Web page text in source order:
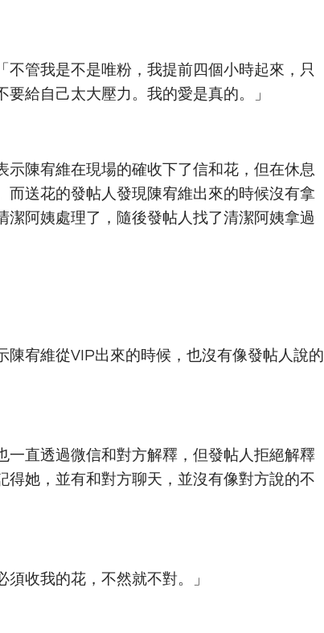
管我是不是唯粉，我提前四個小時起來，只
給自己太大壓力。我的愛是真的。」
陳宥維在現場的確收下了信和花，但在休息
送花的發帖人發現陳宥維出來的時候沒有拿
阿姨處理了，隨後發帖人找了清潔阿姨拿過
宥維從VIP出來的時候，也沒有像發帖人說的
直透過微信和對方解釋，但發帖人拒絕解釋
她，並有和對方聊天，並沒有像對方說的不
收我的花，不然就不對。」